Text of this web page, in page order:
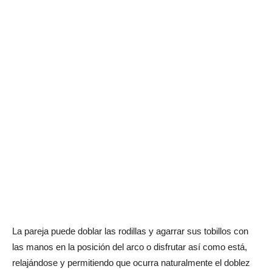
La pareja puede doblar las rodillas y agarrar sus tobillos con
las manos en la posición del arco o disfrutar así como está,
relajándose y permitiendo que ocurra naturalmente el doblez